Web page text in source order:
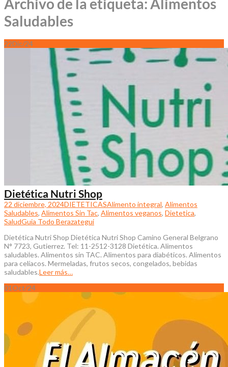
Saludables
22Dic/24
Dietética Nutri Shop
22 diciembre, 2024DIETETICASAlimento integral, Alimentos
Saludables, Alimentos Sin Tac, Alimentos veganos, Dietetica,
SaludGuia Todo Berazategui
Dietética Nutri Shop Dietética Nutri Shop Camino General Belgrano
N° 7723, Gutierrez. Tel: 11-2512-3128 Dietética. Alimentos
saludables. Alimentos sin TAC. Alimentos para diabéticos. Alimentos
para celíacos. Mermeladas, frutos secos, congelados, bebidas
saludables.Leer más…
01 Oct/24